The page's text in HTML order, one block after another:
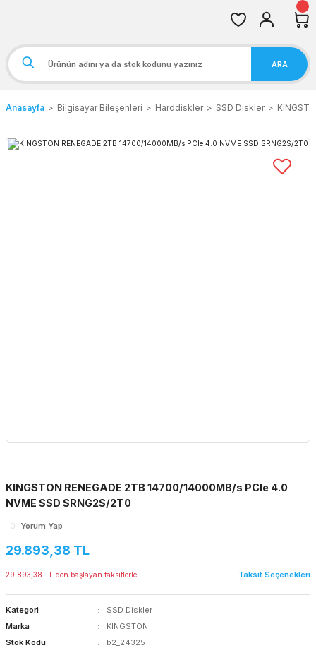
ARA
Anasayfa Bilgisayar Bileşenleri Harddiskler SSD Diskler
KINGSTON RENEGADE 2TB 14700/14000MB/s PCIe 4.0
NVME SSD SRNG2S/2T0
0 Yorum Yap
29.893,38 TL
29.893,38 TL den başlayan taksitlerle! Taksit Seçenekleri
Kategori
SSD Diskler
Marka
KINGSTON
Stok Kodu
b2_24325